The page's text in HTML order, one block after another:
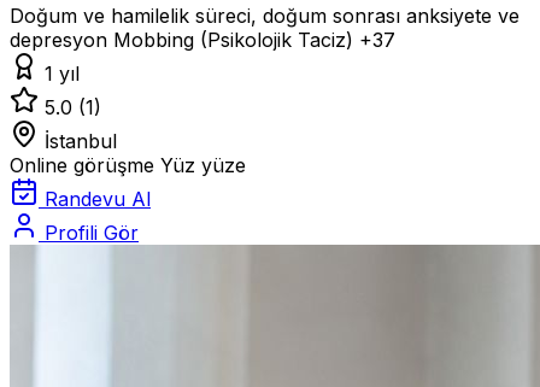
Doğum ve hamilelik süreci, doğum sonrası anksiyete ve
depresyon Mobbing (Psikolojik Taciz) +37
1 yıl
5.0 (1)
İstanbul
Online görüşme Yüz yüze
Randevu Al
Profili Gör